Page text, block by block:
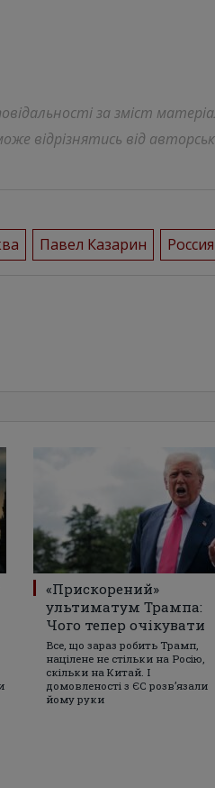
за зміст
відрізнятись від
Павел Казарин Россия
«Прискорений»
ультиматум Трампа:
Чого тепер очікувати
Все, що зараз робить Трамп,
націлене не стільки на Росію,
скільки на Китай. І
домовленості з ЄС розвʼязали
йому руки